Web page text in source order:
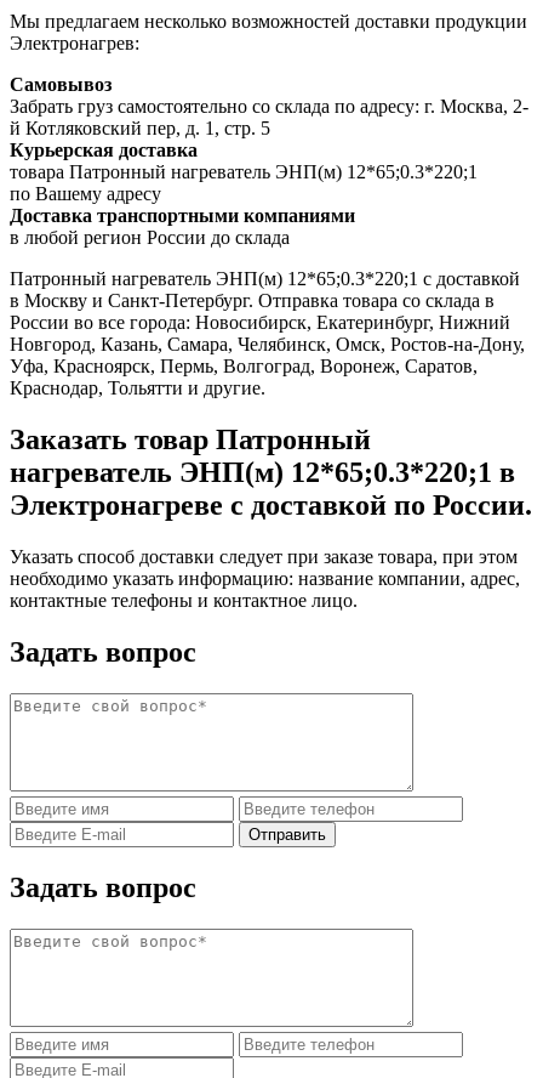
Мы предлагаем несколько возможностей доставки продукции
Электронагрев:
Самовывоз
Забрать груз самостоятельно со склада по адресу: г. Москва, 2-
й Котляковский пер, д. 1, стр. 5
Курьерская доставка
товара Патронный нагреватель ЭНП(м) 12*65;0.3*220;1
по Вашему адресу
Доставка транспортными компаниями
в любой регион России до склада
Патронный нагреватель ЭНП(м) 12*65;0.3*220;1 с доставкой
в Москву и Санкт-Петербург. Отправка товара со склада в
России во все города: Новосибирск, Екатеринбург, Нижний
Новгород, Казань, Самара, Челябинск, Омск, Ростов-на-Дону,
Уфа, Красноярск, Пермь, Волгоград, Воронеж, Саратов,
Краснодар, Тольятти и другие.
Заказать товар Патронный
нагреватель ЭНП(м) 12*65;0.3*220;1 в
Электронагреве с доставкой по России.
Указать способ доставки следует при заказе товара, при этом
необходимо указать информацию: название компании, адрес,
контактные телефоны и контактное лицо.
Задать вопрос
Задать вопрос